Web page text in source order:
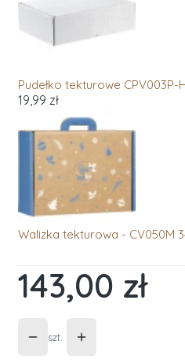
Pudełko tekturowe CPV003P-
19,99 zł
Walizka tekturowa - CV050M
Cena
143,00 zł
szt.